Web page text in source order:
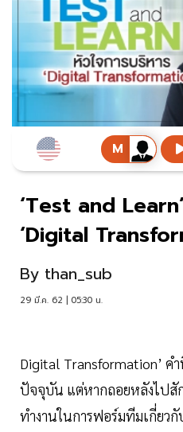
‘Test and
‘Digital
By than_sub
29 มี.ค. 62 | 05:30 น.
Digital Transformation’ ค
ปัจจุบัน แต่หากถอยหลังไปสั
ทำงานในการฟอร์มทีมเกี่ยว